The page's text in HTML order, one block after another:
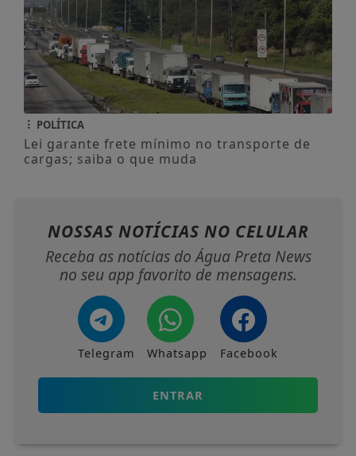
POLÍTICA
Lei garante frete mínimo no transporte de
cargas; saiba o que muda
NOSSAS NOTÍCIAS NO CELULAR
Receba as notícias do Água Preta News
no seu app favorito de mensagens.
Telegram Whatsapp Facebook
ENTRAR